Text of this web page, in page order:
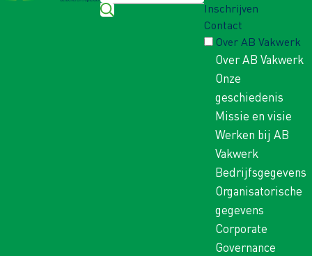
Inschrijven
Contact
Over AB Vakwerk
Over AB Vakwerk
Onze
geschiedenis
Missie en visie
Werken bij AB
Vakwerk
Bedrijfsgegevens
Organisatorische
gegevens
Corporate
Governance